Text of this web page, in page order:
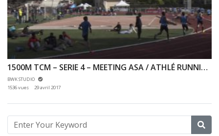
1500M TCM – SERIE 4 – MEETING ASA / ATHLÉ RUNNING 94 – 23/04/2017 – MAISONS ALFORT
BWK STUDIO
1536 vues
29 avril 2017